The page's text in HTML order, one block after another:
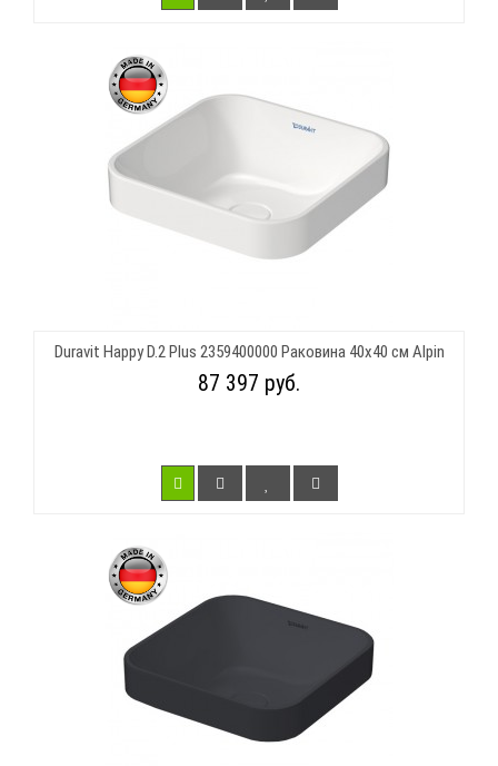
Duravit Happy D.2 Plus 2359400000 Раковина 40х40 см Alpin
87 397 руб.